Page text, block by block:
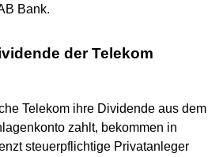
Bank.
der Telekom
Telekom ihre Dividende aus dem
zahlt, bekommen in
steuerpflichtige Privatanleger